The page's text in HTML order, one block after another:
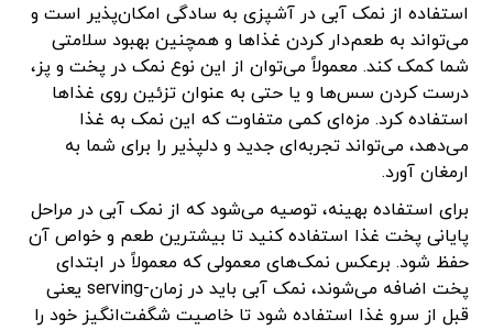
استفاده از نمک آبی در آشپزی به سادگی امکان‌پذیر است و
می‌تواند به طعم‌دار کردن غذاها و همچنین بهبود سلامتی
شما کمک کند. معمولاً می‌توان از این نوع نمک در پخت و پز،
درست کردن سس‌ها و یا حتی به عنوان تزئین روی غذاها
استفاده کرد. مزه‌ای کمی متفاوت که این نمک به غذا
می‌دهد، می‌تواند تجربه‌ای جدید و دلپذیر را برای شما به
ارمغان آورد.
برای استفاده بهینه، توصیه می‌شود که از نمک آبی در مراحل
پایانی پخت غذا استفاده کنید تا بیشترین طعم و خواص آن
حفظ شود. برعکس نمک‌های معمولی که معمولاً در ابتدای
پخت اضافه می‌شوند، نمک آبی باید در زمان-serving یعنی
قبل از سرو غذا استفاده شود تا خاصیت شگفت‌انگیز خود را